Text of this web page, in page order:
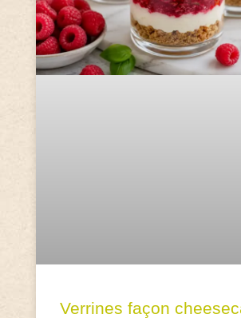
Verrines façon